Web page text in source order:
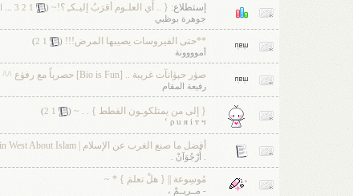
إستطلاع: { .. أَي العلـوم أقرَبُ إليـكـِ ؟!~ (
1
2
3
جوهرة بوظبي
**حتى الفيروسات يصيبها المرض!!! (
1
2
)
أموووونة
صۈر حېۈانآت غرېبة .. [Bio is Fun] حصرېاً مع رفۈع ^^
رفيعة المقام
{ إلى من يمتلكوـون القطط } . . ~ (
1
2
)
ρ u я i т ч ‘
أفضل ما صنع الغرب عن الإسلام | The Best in West About Islam
. أُرْجُوَآنْ .
مُوسِوعة || { هلْ تعلمَ } * ~
- مــريــمْ ،